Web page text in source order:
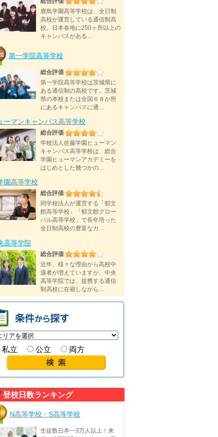
鹿島学園高等学校は、全日制
高校が運営している通信制高
校。日本各地に250ヶ所以上の
キャンパスがある…
第一学院高等学校
総合評価
第一学院高等学校は茨城県に
ある通信制の高校です。茨城
県の本校または全国６８か所
にあるキャンパスに通…
ーマンキャンパス高等学校
総合評価
学校法人佐藤学園ヒューマン
キャンパス高等学校は、総合
学園ヒューマンアカデミーを
はじめとした幾つかの…
園高等学校
総合評価
同学校法人が運営する「郁文
館高等学校」「郁文館グロー
バル高等学校」で長年培った
全日制高校の豊富なカ…
高等学院
総合評価
近年、様々な理由から高校中
退者が増えていますが、中央
高等学院では、提携する通信
制高校に在籍しながら…
私立 公立 両方
登校日数ランキング
N高等学校・S高等学校
生徒数日本一3万人以上！来